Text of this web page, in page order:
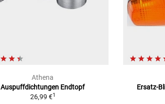
Athena
Auspuffdichtungen Endtopf
26,99 €1
Ersatz-